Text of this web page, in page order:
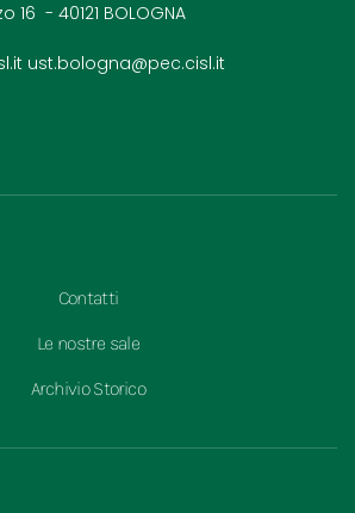
16 - 40121 BOLOGNA
ust.bologna@pec.cisl.it
Contatti
Le nostre sale
Archivio Storico